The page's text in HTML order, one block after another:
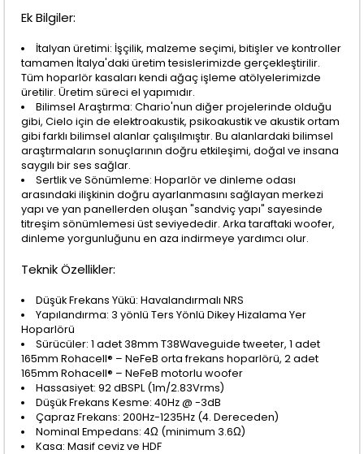
Ek Bilgiler:
İtalyan üretimi: İşçilik, malzeme seçimi, bitişler ve kontroller
tamamen İtalya'daki üretim tesislerimizde gerçekleştirilir.
Tüm hoparlör kasaları kendi ağaç işleme atölyelerimizde
üretilir. Üretim süreci el yapımıdır.
Bilimsel Araştırma: Chario'nun diğer projelerinde olduğu
gibi, Cielo için de elektroakustik, psikoakustik ve akustik ortam
gibi farklı bilimsel alanlar çalışılmıştır. Bu alanlardaki bilimsel
araştırmaların sonuçlarının doğru etkileşimi, doğal ve insana
saygılı bir ses sağlar.
Sertlik ve Sönümleme: Hoparlör ve dinleme odası
arasındaki ilişkinin doğru ayarlanmasını sağlayan merkezi
yapı ve yan panellerden oluşan "sandviç yapı" sayesinde
titreşim sönümlemesi üst seviyededir. Arka taraftaki woofer,
dinleme yorgunluğunu en aza indirmeye yardımcı olur.
Teknik Özellikler:
Düşük Frekans Yükü: Havalandırmalı NRS
Yapılandırma: 3 yönlü Ters Yönlü Dikey Hizalama Yer
Hoparlörü
Sürücüler: 1 adet 38mm T38Waveguide tweeter, 1 adet
165mm Rohacell® – NeFeB orta frekans hoparlörü, 2 adet
165mm Rohacell® – NeFeB motorlu woofer
Hassasiyet: 92 dBSPL (1m/2.83Vrms)
Düşük Frekans Kesme: 40Hz @ -3dB
Çapraz Frekans: 200Hz-1235Hz (4. Dereceden)
Nominal Empedans: 4Ω (minimum 3.6Ω)
Kasa: Masif ceviz ve HDF